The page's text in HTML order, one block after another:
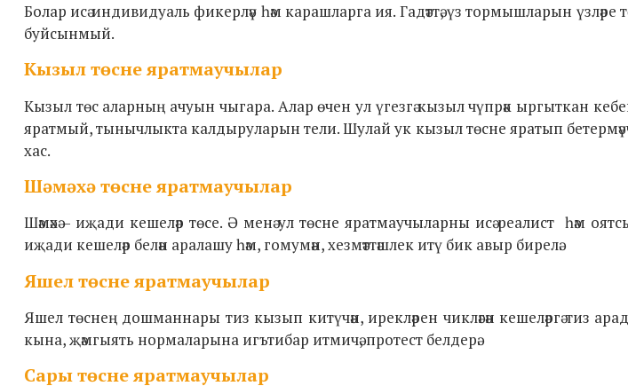
Болар исә индивидуаль фикерләү һәм карашларга ия. Гадәттә, үз тормышларын үзләре
буйсынмый.
Кызыл төсне яратмаучылар
Кызыл төс аларның ачуын чыгара. Алар өчен ул үгезгә кызыл чүпрәк ыргыткан
яратмый, тынычлыкта калдыруларын тели. Шулай ук кызыл төсне яратып
хас.
Шәмәхә төсне яратмаучылар
Шәмәхә – иҗади кешеләр төсе. Ә менә ул төсне яратмаучыларны исә реалист һәм оятсыз,
иҗади кешеләр белән аралашу һәм, гомумән, хезмәттәшлек итү бик авыр бирелә.
Яшел төсне яратмаучылар
Яшел төснең дошманнары тиз кызып китүчән, ирекләрен чикләгән кешеләргә тиз
кына,җәмгыять нормаларына игътибар итмичә, протест белдерә.
Сарытөсне яратмаучылар